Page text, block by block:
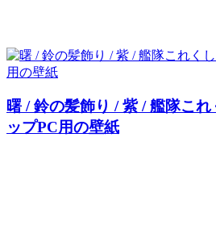
曙 / 鈴の髪飾り / 紫 / 艦隊こ
ップPC用の壁紙